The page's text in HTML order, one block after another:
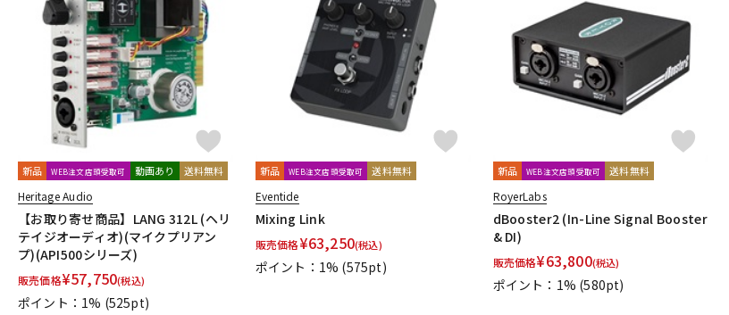
新品 WEB注文店頭受取可 動画あり 送料無料
Heritage Audio
【お取り寄せ商品】LANG 312L (ヘリ
テイジオーディオ)(マイクプリアン
プ)(API500シリーズ)
販売価格¥57,750(税込)
ポイント：1% (525pt)
新品 WEB注文店頭受取可 送料無料
Eventide
Mixing Link
販売価格¥63,250(税込)
ポイント：1% (575pt)
新品 WEB注文店頭受取可 送料無料
RoyerLabs
dBooster2 (In-Line Signal Booster
& DI)
販売価格¥63,800(税込)
ポイント：1% (580pt)